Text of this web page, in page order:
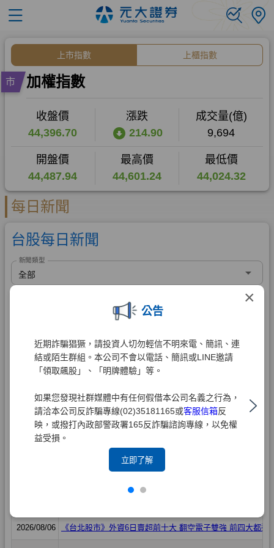
×
公告
近期詐騙猖獗，請投資人切勿輕信不明來電、簡訊、連
結或陌生群組。本公司不會以電話、簡訊或LINE邀請
「領取飆股」、「明牌體驗」等。
如果您發現社群媒體中有任何假借本公司名義之行為，
請洽本公司反詐騙專線(02)35181165或客服信箱反
映，或撥打內政部警政署165反詐騙諮詢專線，以免權
益受損。
立即了解